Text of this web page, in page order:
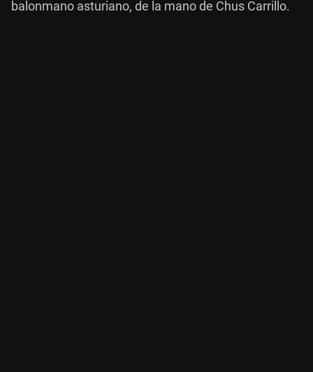
balonmano asturiano, de la mano de Chus Carrillo.